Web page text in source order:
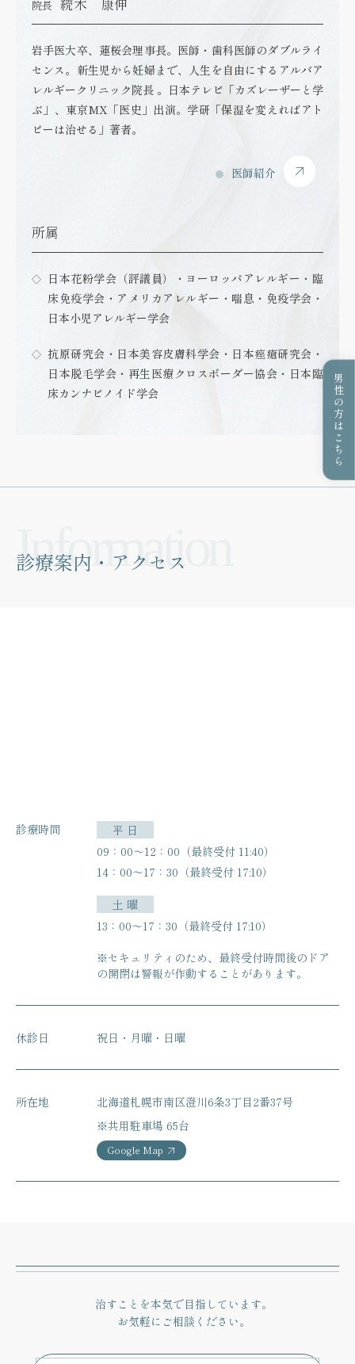
院長
岩手医大卒、蓮桜会理事長。医師・歯科医師のダブルライ
センス。新生児から妊婦まで、人生を自由にするアルバア
レルギークリニック院長 。日本テレビ「カズレーザーと学
ぶ」、東京MX「医史」出演。学研「保湿を変えればアト
ピーは治せる」著者。
医師紹介
所属
日本花粉学会（評議員）・ヨーロッパアレルギー・臨
床免疫学会・アメリカアレルギー・喘息・免疫学会・
日本小児アレルギー学会
抗原研究会・日本美容皮膚科学会・日本痤瘡研究会・
日本脱毛学会・再生医療クロスボーダー協会・日本臨
床カンナビノイド学会
診療案内・アクセス
診療時間
平 日
09：00〜12：00（最終受付 11:40）
14：00〜17：30（最終受付 17:10）
土 曜
13：00〜17：30（最終受付 17:10）
※セキュリティのため、最終受付時間後のドア
の開閉は警報が作動することがあります。
休診日 祝日・月曜・日曜
所在地
北海道札幌市南区澄川6条3丁目2番37号
※共用駐車場 65台
Google Map
治すことを本気で目指しています。
お気軽にご相談ください。
男性の方はこちら